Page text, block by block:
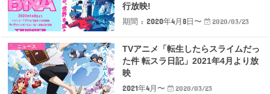
行放映!
期間 : 2020年4月8日〜
2020/03/23
ニュース
TVアニメ「転生したらスライムだっ
た件 転スラ日記」2021年4月より放
映
2021年4月〜
2020/03/23